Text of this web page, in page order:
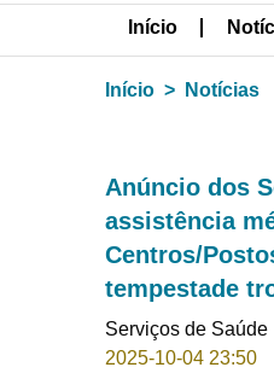
Início
Início Notícias
Anúncio dos
assistência
Centros/
tempestade
Serviços de Saúde
2025-10-04 23:50